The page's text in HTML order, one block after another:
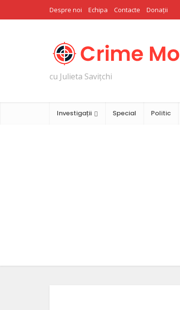
Despre noi Echipa Contacte Donații
cu Julieta Savițchi
Investigații Special Politic